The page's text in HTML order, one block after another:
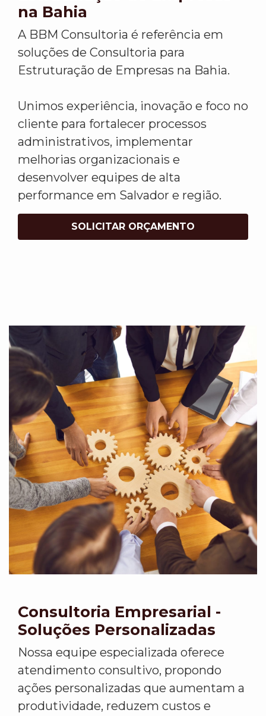
na Bahia
A BBM Consultoria é referência em
soluções de Consultoria para
Estruturação de Empresas na Bahia.
Unimos experiência, inovação e foco no
cliente para fortalecer processos
administrativos, implementar
melhorias organizacionais e
desenvolver equipes de alta
performance em Salvador e região.
SOLICITAR ORÇAMENTO
Consultoria Empresarial -
Soluções Personalizadas
Nossa equipe especializada oferece
atendimento consultivo, propondo
ações personalizadas que aumentam a
produtividade, reduzem custos e